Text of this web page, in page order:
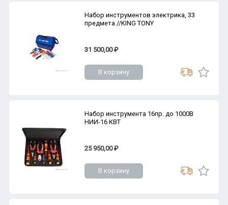
Набор инструментов электрика, 33
предмета //KING TONY
31 500,00 ₽
В корзину
Набор инструмента 16пр. до 1000В
НИИ-16 КВТ
25 950,00 ₽
В корзину